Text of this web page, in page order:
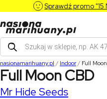
Sprawdź promo "15
Wyszukiwarka
produktów
nasionamarihuany.pl / Indoor/ Full
Full Moon CBD
Mr Hide Seeds